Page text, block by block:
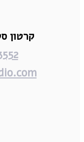
קרטון